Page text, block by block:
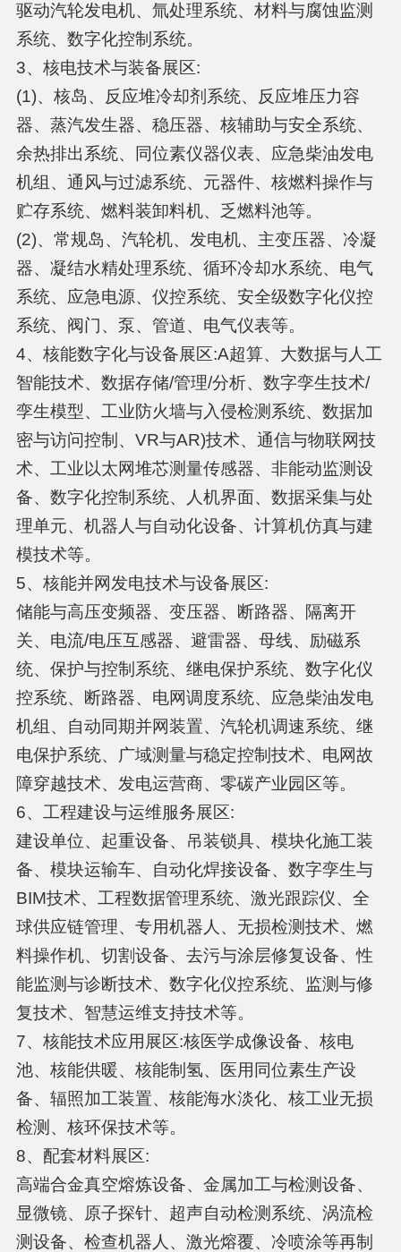
驱动汽轮发电机、氚处理系统、材料与腐蚀监测
系统、数字化控制系统。
3、核电技术与装备展区:
(1)、核岛、反应堆冷却剂系统、反应堆压力容
器、蒸汽发生器、稳压器、核辅助与安全系统、
余热排出系统、同位素仪器仪表、应急柴油发电
机组、通风与过滤系统、元器件、核燃料操作与
贮存系统、燃料装卸料机、乏燃料池等。
(2)、常规岛、汽轮机、发电机、主变压器、冷凝
器、凝结水精处理系统、循环冷却水系统、电气
系统、应急电源、仪控系统、安全级数字化仪控
系统、阀门、泵、管道、电气仪表等。
4、核能数字化与设备展区:A超算、大数据与人工
智能技术、数据存储/管理/分析、数字孪生技术/
孪生模型、工业防火墙与入侵检测系统、数据加
密与访问控制、VR与AR)技术、通信与物联网技
术、工业以太网堆芯测量传感器、非能动监测设
备、数字化控制系统、人机界面、数据采集与处
理单元、机器人与自动化设备、计算机仿真与建
模技术等。
5、核能并网发电技术与设备展区:
储能与高压变频器、变压器、断路器、隔离开
关、电流/电压互感器、避雷器、母线、励磁系
统、保护与控制系统、继电保护系统、数字化仪
控系统、断路器、电网调度系统、应急柴油发电
机组、自动同期并网装置、汽轮机调速系统、继
电保护系统、广域测量与稳定控制技术、电网故
障穿越技术、发电运营商、零碳产业园区等。
6、工程建设与运维服务展区:
建设单位、起重设备、吊装锁具、模块化施工装
备、模块运输车、自动化焊接设备、数字孪生与
BIM技术、工程数据管理系统、激光跟踪仪、全
球供应链管理、专用机器人、无损检测技术、燃
料操作机、切割设备、去污与涂层修复设备、性
能监测与诊断技术、数字化仪控系统、监测与修
复技术、智慧运维支持技术等。
7、核能技术应用展区:核医学成像设备、核电
池、核能供暖、核能制氢、医用同位素生产设
备、辐照加工装置、核能海水淡化、核工业无损
检测、核环保技术等。
8、配套材料展区:
高端合金真空熔炼设备、金属加工与检测设备、
显微镜、原子探针、超声自动检测系统、涡流检
测设备、检查机器人、激光熔覆、冷喷涂等再制